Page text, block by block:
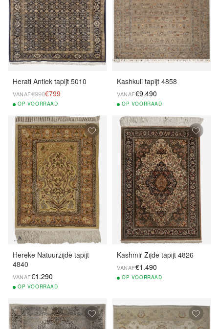
Herati Antiek tapijt 5010
VANAF€990€799
OP VOORRAAD
Kashkuli tapijt 4858
VANAF€9.490
OP VOORRAAD
Hereke Natuurzijde tapijt
4840
VANAF€1.290
OP VOORRAAD
Kashmir Zijde tapijt 4826
VANAF€1.490
OP VOORRAAD